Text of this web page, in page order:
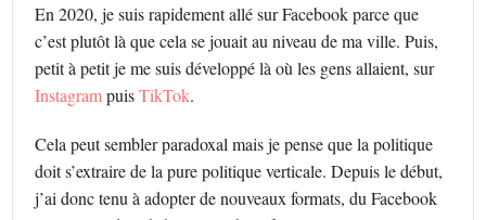
En 2020, je suis rapidement allé sur Facebook parce que
c’est plutôt là que cela se jouait au niveau de ma ville. Puis,
petit à petit je me suis développé là où les gens allaient, sur
InstagrampuisTikTok.
Cela peut sembler paradoxal mais je pense que la politique
doit s’extraire de la pure politique verticale. Depuis le début,
j’ai donc tenu à adopter de nouveaux formats, du Facebook